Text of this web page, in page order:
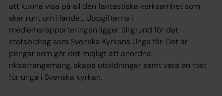
att kunna visa på all den fantastiska verksamhet som
sker runt om i landet. Uppgifterna i
medlemsrapporteringen ligger till grund för det
statsbidrag som Svenska Kyrkans Unga får. Det är
pengar som gör det möjligt att anordna
riksarrangemang, skapa utbildningar samt vara en röst
för unga i Svenska kyrkan.